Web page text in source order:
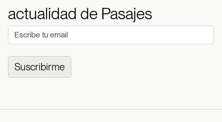
actualidad de Pasajes
Suscribirme